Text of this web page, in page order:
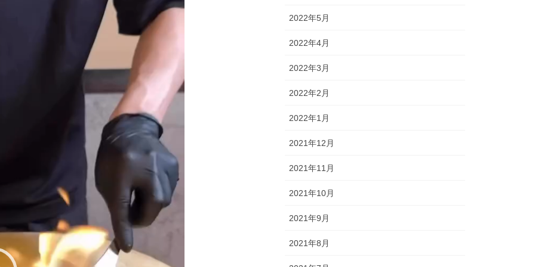
2022年5月
2022年4月
2022年3月
2022年2月
2022年1月
2021年12月
2021年11月
2021年10月
2021年9月
2021年8月